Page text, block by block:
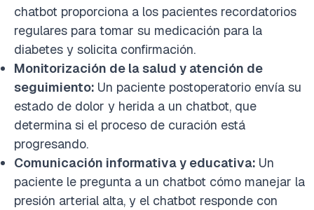
chatbot proporciona a los pacientes recordatorios
regulares para tomar su medicación para la
diabetes y solicita confirmación.
Monitorización de la salud y atención de
seguimiento: Un paciente postoperatorio envía su
estado de dolor y herida a un chatbot, que
determina si el proceso de curación está
progresando.
Comunicación informativa y educativa: Un
paciente le pregunta a un chatbot cómo manejar la
presión arterial alta, y el chatbot responde con